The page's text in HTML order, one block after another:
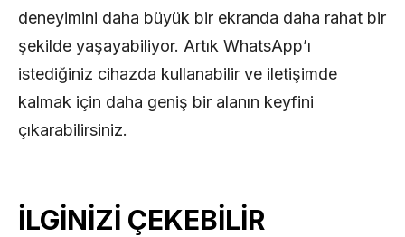
deneyimini daha büyük bir ekranda daha rahat bir
şekilde yaşayabiliyor. Artık WhatsApp’ı
istediğiniz cihazda kullanabilir ve iletişimde
kalmak için daha geniş bir alanın keyfini
çıkarabilirsiniz.
İLGİNİZİ ÇEKEBİLİR